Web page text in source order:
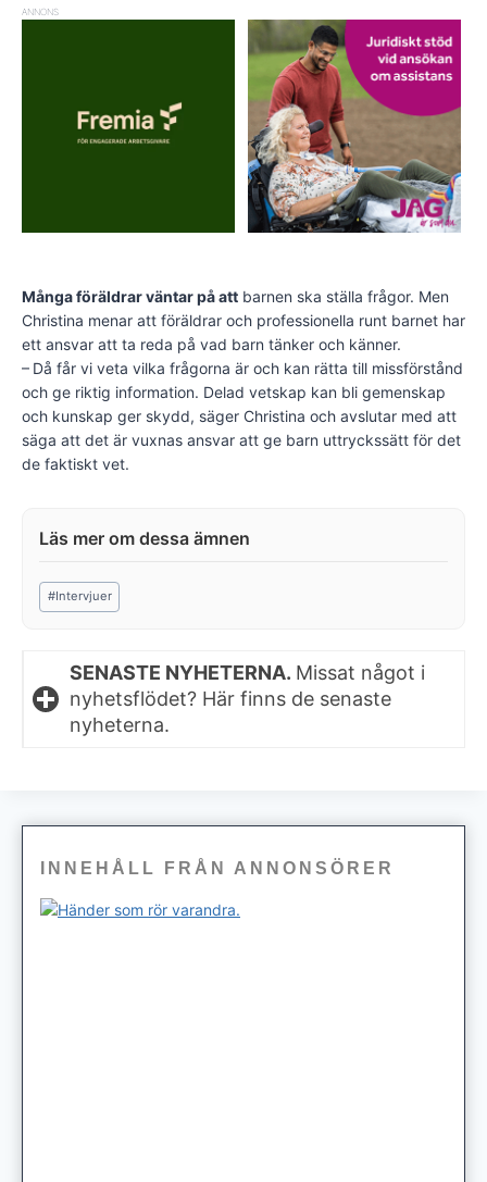
ANNONS
Många föräldrar väntar på att barnen ska ställa frågor. Men
Christina menar att föräldrar och professionella runt barnet har
ett ansvar att ta reda på vad barn tänker och känner.
– Då får vi veta vilka frågorna är och kan rätta till missförstånd
och ge riktig information. Delad vetskap kan bli gemenskap
och kunskap ger skydd, säger Christina och avslutar med att
säga att det är vuxnas ansvar att ge barn ut­tryckssätt för det
de faktiskt vet.
Post
Tags:
#Intervjuer
SENASTE NYHETERNA. Missat något i
nyhetsflödet? Här finns de senaste
nyheterna.
INNEHÅLL FRÅN ANNONSÖRER